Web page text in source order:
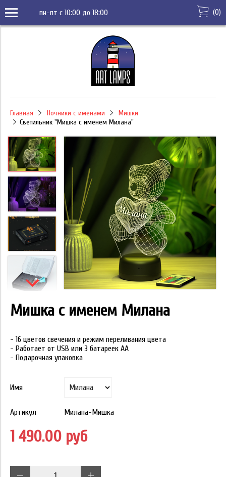
пн-пт с 10:00 до 18:00 (0)
Главная Ночники с именами
Мишки
Светильник "Мишка с именем Милана"
Мишка с именем Милана
- 16 цветов свечения и режим переливания цвета
- Работает от USB или 3 батареек АА
- Подарочная упаковка
Имя
Артикул Милана-Мишка
1 490.00 руб